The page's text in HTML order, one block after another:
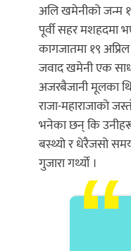
अलि खमेनीको जन्म
पूर्वी सहर मशहदमा
कागजातमा १९
जवाद खमेनी एक
अजरबैजानी मूलका
राजा-महाराजाको
भनेका छन् कि
बस्थ्यो र धेरैजसो
गुजारा गर्थ्यो ।